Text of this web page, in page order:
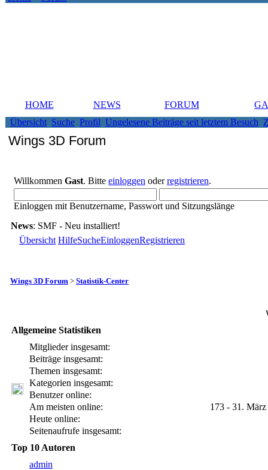
HOME NEWS FORUM
Übersicht Suche Profil Ungelesene Beiträge seit letztem Besuch
Wings 3D Forum
Willkommen Gast. Bitte einloggen oderregistrieren.
Einloggen mit Benutzername, Passwort und Sitzungslänge
News: SMF - Neu installiert!
Übersicht HilfeSucheEinloggenRegistrieren
Wings 3D Forum > Statistik-Center
Allgemeine Statistiken
Mitglieder insgesamt:
Beiträge insgesamt:
Themen insgesamt:
Kategorien insgesamt:
Benutzer online:
Am meisten online:
173 - 31.
Heute online:
Seitenaufrufe insgesamt:
Top 10 Autoren
admin